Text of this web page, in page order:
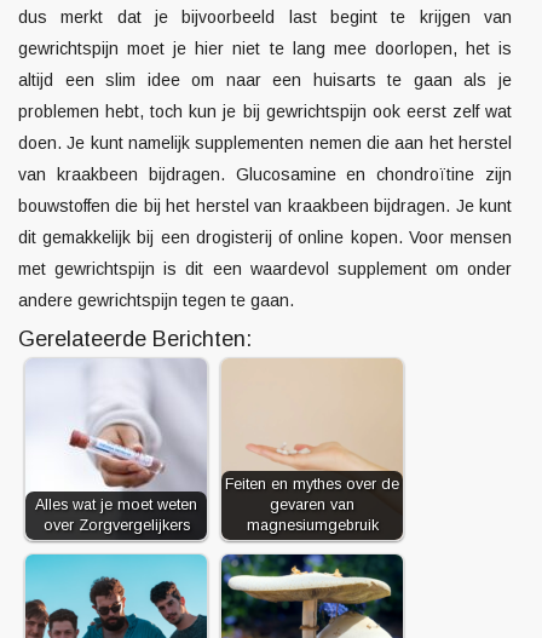
dus merkt dat je bijvoorbeeld last begint te krijgen van
gewrichtspijn moet je hier niet te lang mee doorlopen, het is
altijd een slim idee om naar een huisarts te gaan als je
problemen hebt, toch kun je bij gewrichtspijn ook eerst zelf wat
doen. Je kunt namelijk supplementen nemen die aan het herstel
van kraakbeen bijdragen. Glucosamineenchondroïtine zijn
bouwstoffen die bij het herstel van kraakbeen bijdragen. Je kunt
dit gemakkelijk bij een drogisterij of online kopen. Voor mensen
met gewrichtspijn is dit een waardevol supplement om onder
andere gewrichtspijn tegen te gaan.
Gerelateerde Berichten:
Alles wat je moet weten
over Zorgvergelijkers
Feiten en mythes over de
gevaren van
magnesiumgebruik